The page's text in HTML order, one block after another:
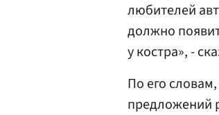
любителей
должно
у костра», -
По его
предложений